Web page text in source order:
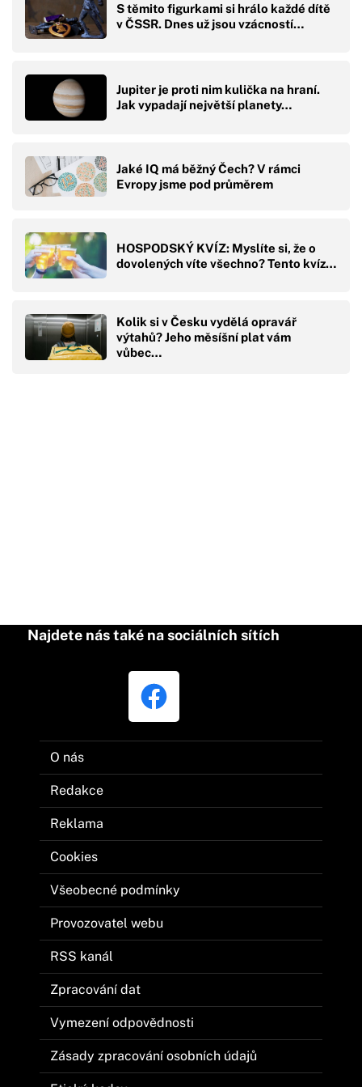
S těmito figurkami si hrálo každé dítě
v ČSSR. Dnes už jsou vzácností…
Jupiter je proti nim kulička na hraní.
Jak vypadají největší planety…
Jaké IQ má běžný Čech? V rámci
Evropy jsme pod průměrem
HOSPODSKÝ KVÍZ: Myslíte si, že o
dovolených víte všechno? Tento kvíz…
Kolik si v Česku vydělá opravář
výtahů? Jeho měsíšní plat vám
vůbec…
Najdete nás také na sociálních sítích
O nás
Redakce
Reklama
Cookies
Všeobecné podmínky
Provozovatel webu
RSS kanál
Zpracování dat
Vymezení odpovědnosti
Zásady zpracování osobních údajů